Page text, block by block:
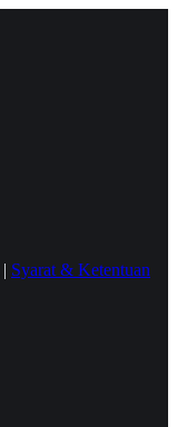
| Syarat & Ketentuan